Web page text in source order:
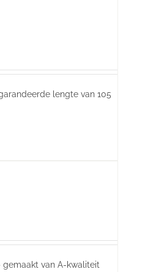
lengte van 105
gemaakt van A-kwaliteit